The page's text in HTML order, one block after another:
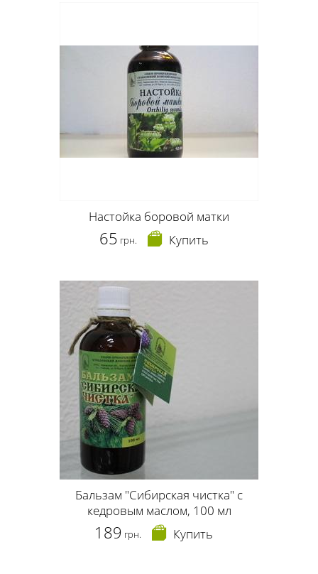
Настойка боровой матки
65 грн. Купить
Бальзам "Сибирская чистка" с
кедровым маслом, 100 мл
189 грн. Купить